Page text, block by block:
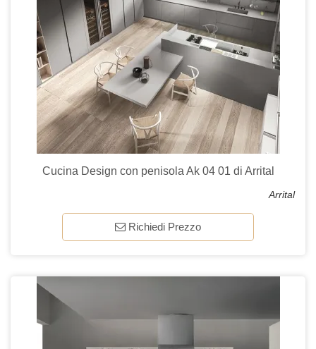
Cucina Design con penisola Ak 04 01 di Arrital
Arrital
Richiedi Prezzo